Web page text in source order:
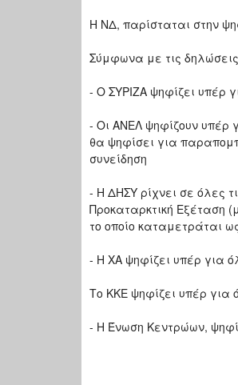
Η ΝΔ, παρίσταται στην
Σύμφωνα με τις
- Ο ΣΥΡΙΖΑ ψηφίζει υπέρ
- Οι ΑΝΕΛ ψηφίζουν υπέρ
θα ψηφίσει για
συνείδηση
- Η ΔΗΣΥ ρίχνει σε όλες
Προκαταρκτική Εξέταση
το οποίο καταμετράται
- Η ΧΑ ψηφίζει υπέρ για
Το ΚΚΕ ψηφίζει υπέρ
- Η Ένωση Κεντρώων,